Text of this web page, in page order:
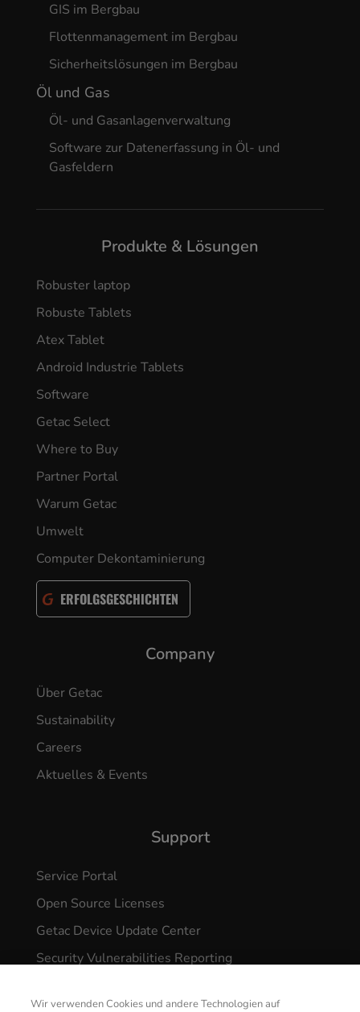
GIS im Bergbau
Flottenmanagement im Bergbau
Sicherheitslösungen im Bergbau
Öl und Gas
Öl- und Gasanlagenverwaltung
Software zur Datenerfassung in Öl- und
Gasfeldern
Produkte & Lösungen
Robuster laptop
Robuste Tablets
Atex Tablet
Android Industrie Tablets
Software
Getac Select
Where to Buy
Partner Portal
Warum Getac
Umwelt
Computer Dekontaminierung
ERFOLGSGESCHICHTEN
Company
Über Getac
Sustainability
Careers
Aktuelles & Events
Support
Service Portal
Open Source Licenses
Getac Device Update Center
Security Vulnerabilities Reporting
Wir verwenden Cookies und andere Technologien auf